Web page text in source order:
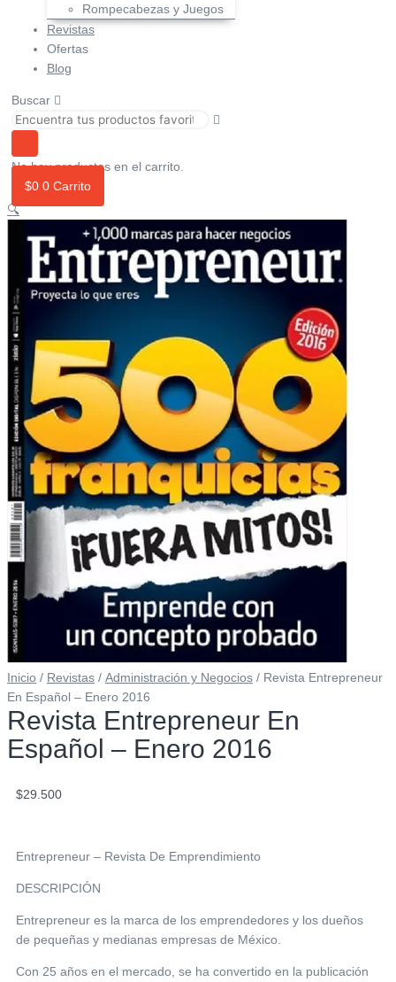
Rompecabezas y Juegos
Revistas
Ofertas
Blog
Buscar
No hay productos en el carrito.
$0 0 Carrito
🔍
Inicio / Revistas / Administración y Negocios / Revista Entrepreneur
En Español – Enero 2016
Revista Entrepreneur En
Español – Enero 2016
$29.500
Entrepreneur – Revista De Emprendimiento
DESCRIPCIÓN
Entrepreneur es la marca de los emprendedores y los dueños
de pequeñas y medianas empresas de México.
Con 25 años en el mercado, se ha convertido en la publicación